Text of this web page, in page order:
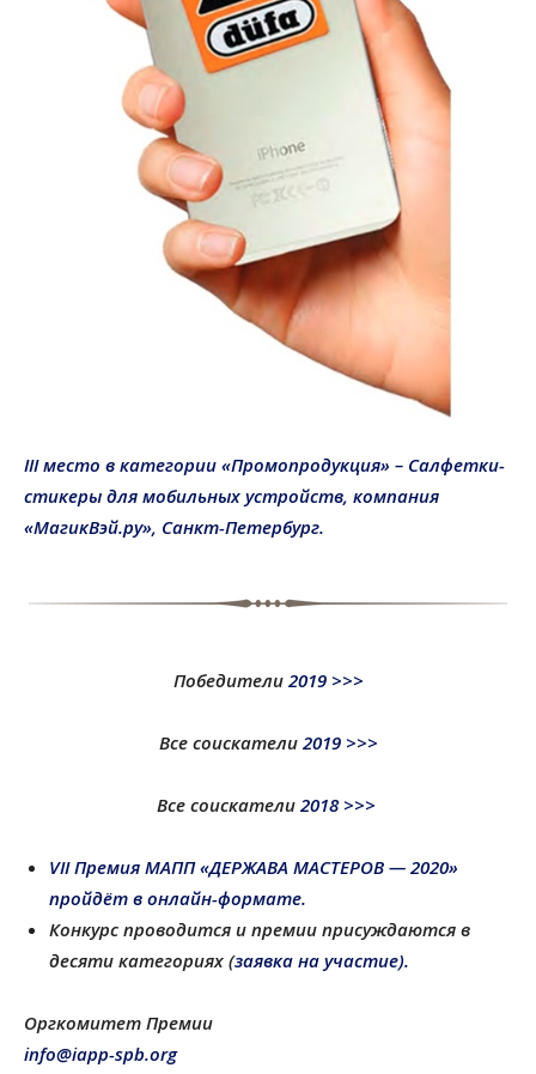
III место в категории «Промопродукция» – Салфетки-
стикеры для мобильных устройств, компания
«МагикВэй.ру», Санкт-Петербург.
Победители 2019 >>>
Все соискатели 2019 >>>
Все соискатели 2018 >>>
VII Премия МАПП «ДЕРЖАВА МАСТЕРОВ — 2020»
пройдёт в онлайн-формате.
Конкурс проводится и премии присуждаются в
десяти категориях (заявка на участие).
Оргкомитет Премии
info@iapp-spb.org